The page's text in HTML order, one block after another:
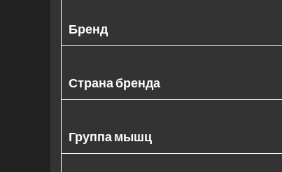
Бренд
Страна бренда
Группа мышц